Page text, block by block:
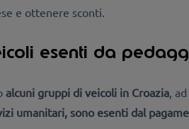
e ottenere sconti.
esenti da
alcuni gruppi di veicoli in Croazia
umanitari, sono esenti dal